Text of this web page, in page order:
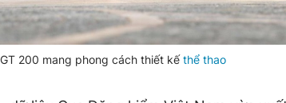
GT 200 mang phong cách thiết kếthể thao